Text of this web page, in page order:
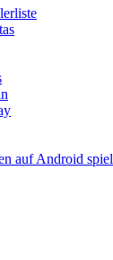
auf Android